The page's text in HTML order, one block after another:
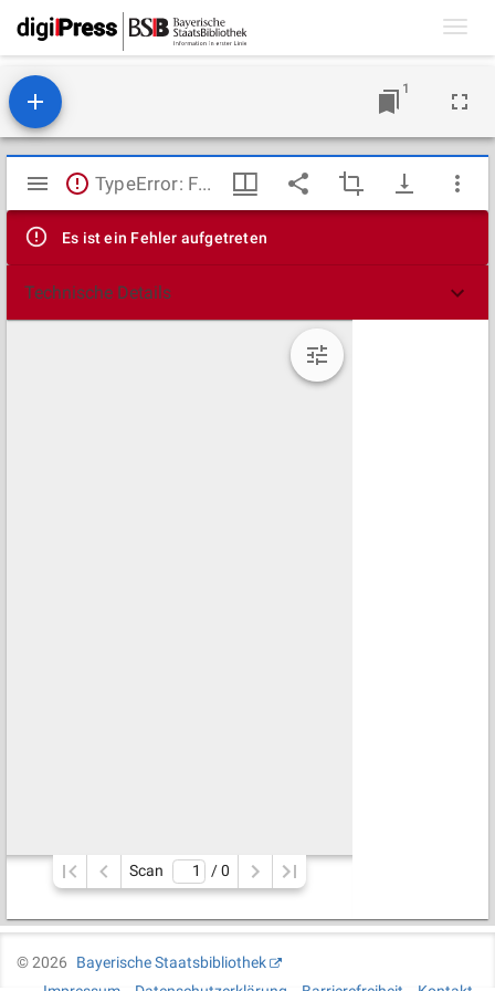
1
Mirador
Viewer
TypeError: Failed to fetch
Es ist ein Fehler aufgetreten
Technische Details
Scan / 0
©2026
Bayerische Staatsbibliothek